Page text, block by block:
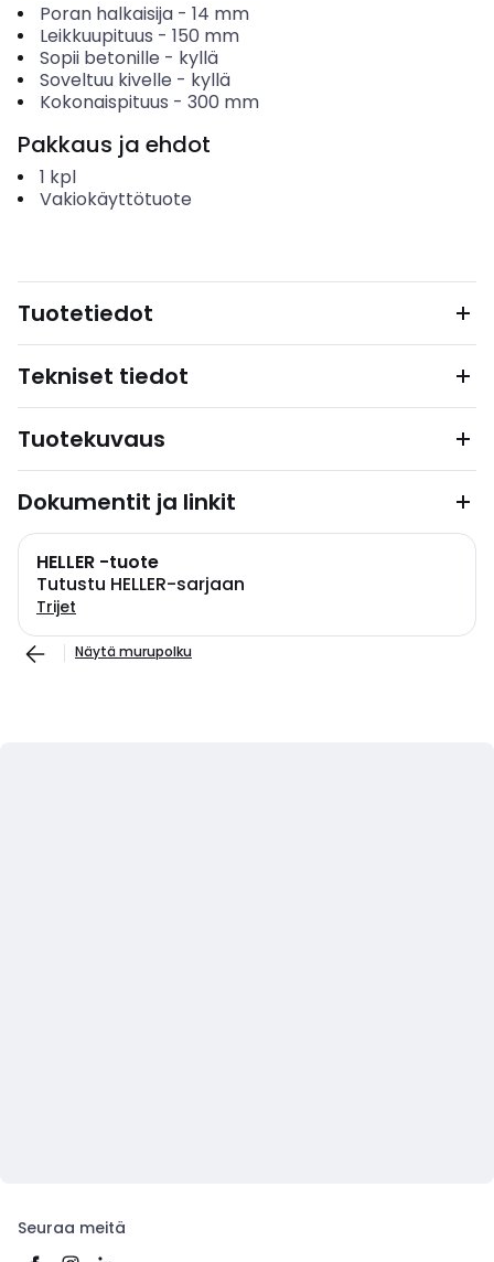
Poran halkaisija- 14 mm
Leikkuupituus - 150 mm
Sopii betonille - kyllä
Soveltuu kivelle - kyllä
Kokonaispituus - 300 mm
Pakkaus ja ehdot
1 kpl
Vakiokäyttötuote
Tuotetiedot
Tekniset tiedot
Tuotekuvaus
Dokumentit ja linkit
HELLER -tuote
Tutustu HELLER-sarjaan
Trijet
Näytä murupolku
Seuraa meitä